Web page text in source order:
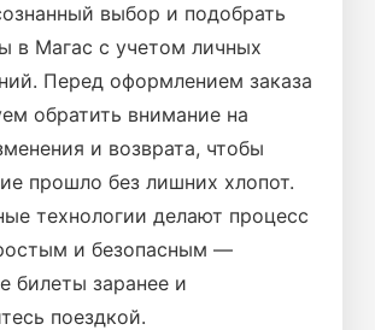
выбор и подобрать
в Магас с учетом личных
Перед оформлением заказа
обратить внимание на
и возврата, чтобы
прошло без лишних хлопот.
технологии делают процесс
и безопасным —
билеты заранее и
поездкой.